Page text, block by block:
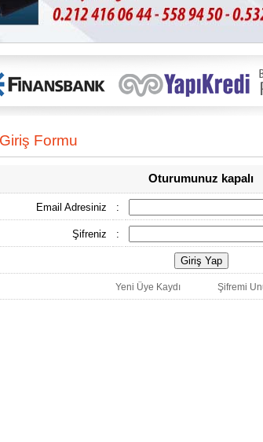
Formu
Oturumunuz kapalı
Email Adresiniz :
Şifreniz :
Yeni Üye Kaydı Şifremi